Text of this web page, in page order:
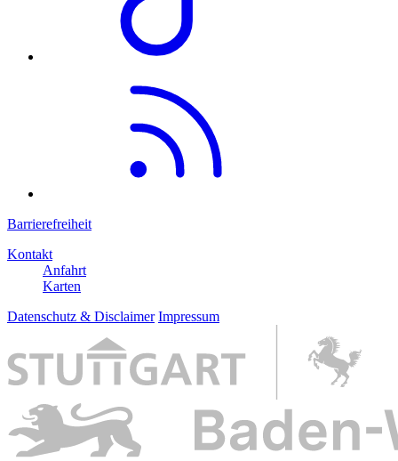
Barrierefreiheit
Kontakt
Anfahrt
Karten
Datenschutz & Disclaimer Impressum